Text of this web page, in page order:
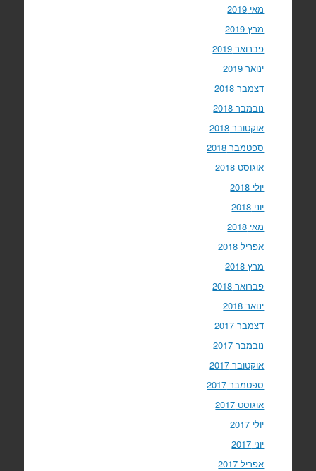
מאי 2019
מרץ 2019
פברואר 2019
ינואר 2019
דצמבר 2018
נובמבר 2018
אוקטובר 2018
ספטמבר 2018
אוגוסט 2018
יולי 2018
יוני 2018
מאי 2018
אפריל 2018
מרץ 2018
פברואר 2018
ינואר 2018
דצמבר 2017
נובמבר 2017
אוקטובר 2017
ספטמבר 2017
אוגוסט 2017
יולי 2017
יוני 2017
אפריל 2017